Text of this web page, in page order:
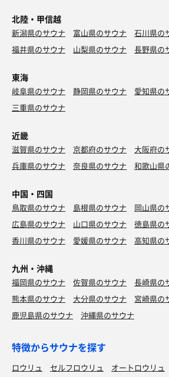
北陸・甲信越
新潟県のサウナ 富山県のサウナ
石川県の
福井県のサウナ
山梨県のサウナ 長野県の
東海
岐阜県のサウナ 静岡県のサウナ
愛知県の
三重県のサウナ
近畿
滋賀県のサウナ 京都府のサウナ
大阪府の
兵庫県のサウナ
奈良県のサウナ 和歌山県
中国・四国
鳥取県のサウナ 島根県のサウナ
岡山県の
広島県のサウナ
山口県のサウナ
徳島県の
香川県のサウナ
愛媛県のサウナ 高知県の
九州・沖縄
福岡県のサウナ 佐賀県のサウナ
長崎県の
熊本県のサウナ
大分県のサウナ
宮崎県の
鹿児島県のサウナ
沖縄県のサウナ
特徴からサウナを探す
ロウリュ セルフロウリュ オートロウリュ